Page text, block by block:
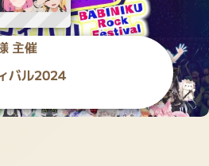
主催
バル2024